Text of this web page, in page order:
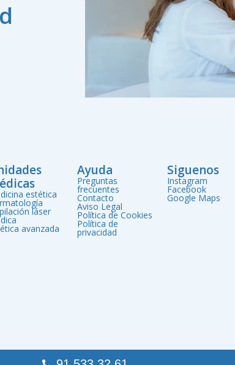
estética
láser
avanzada
Ayuda
Preguntas
frecuentes
Contacto
Aviso Legal
Política de Cookies
Política de
privacidad
Siguenos
Instagram
Facebook
Google Maps